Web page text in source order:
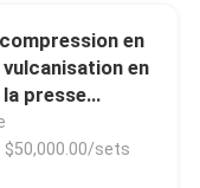
en
en
presse
$50,000.00/sets